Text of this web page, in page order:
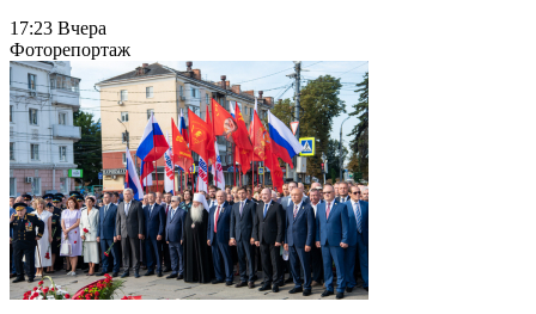
17:23 Вчера
Фоторепортаж